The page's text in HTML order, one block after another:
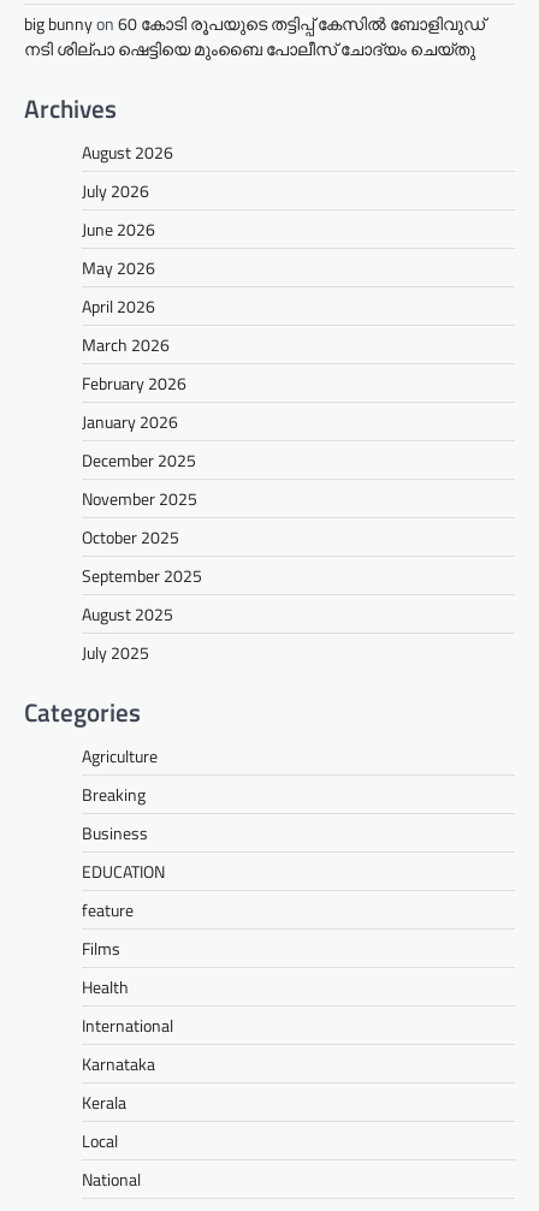
big bunnyon60 കോടി രൂപയുടെ തട്ടിപ്പ് കേസിൽ ബോളിവുഡ്
നടി ശില്പാ ഷെട്ടിയെ മുംബൈ പോലീസ് ചോദ്യം ചെയ്തു
Archives
August 2026
July 2026
June 2026
May 2026
April 2026
March 2026
February 2026
January 2026
December 2025
November 2025
October 2025
September 2025
August 2025
July 2025
Categories
Agriculture
Breaking
Business
EDUCATION
feature
Films
Health
International
Karnataka
Kerala
Local
National